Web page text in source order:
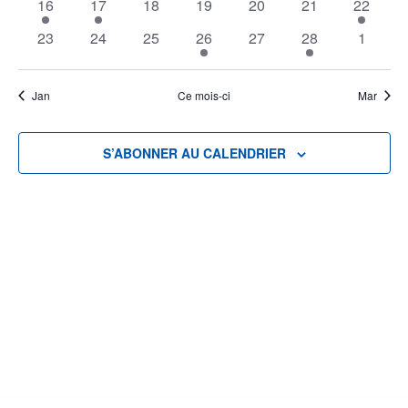
évènement
16
évènement
17 18 19 20
évènements
21
22
0
23
0
24
0
évènements
25
1
évènement
26
0
évènements
27
1
évènement
28
0
1
Jan Ce mois-ci Mar
S’ABONNER AU CALENDRIER